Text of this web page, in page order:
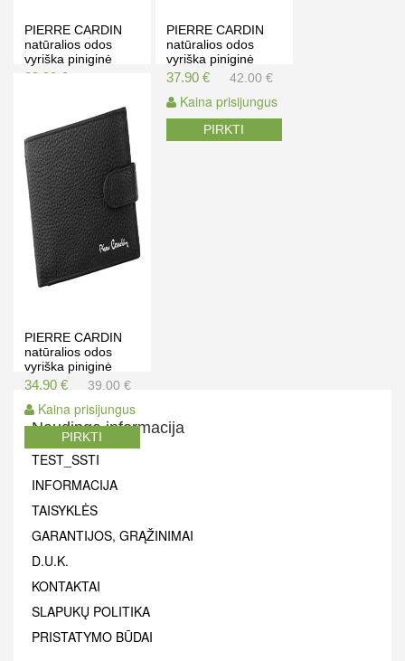
PIERRE CARDIN
natūralios odos
vyriška piniginė
TILAK06 326A
39.90 €
PIRKTI
PIERRE CARDIN
natūralios odos
vyriška piniginė
CMP 326 (juoda ir
37.90 €
Kaina prisijungus
42.00 €
PIRKTI
PIERRE CARDIN
natūralios odos
vyriška piniginė
TILAK11 324A
34.90 €
Kaina prisijungus
39.00 €
PIRKTI
Naudinga informacija
TEST_SSTI
INFORMACIJA
TAISYKLĖS
GARANTIJOS, GRĄŽINIMAI
D.U.K.
KONTAKTAI
SLAPUKŲ POLITIKA
PRISTATYMO BŪDAI